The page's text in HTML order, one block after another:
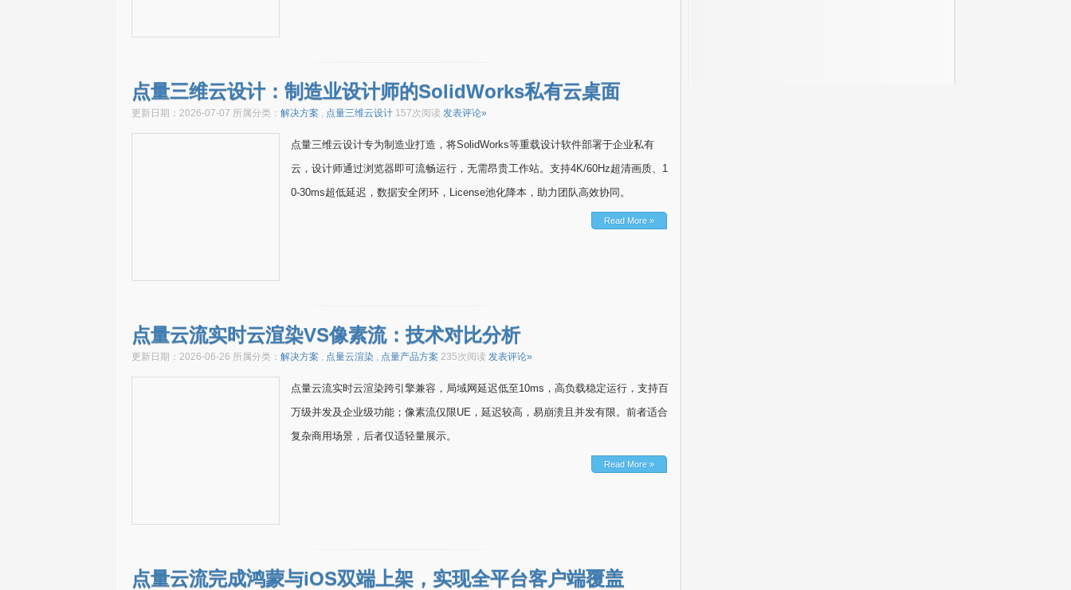
点量三维云设计：制造业设计师的SolidWorks私有云桌面
更新日期：2026-07-07 所属分类： 解决方案 , 点量三维云设计 157次阅读 发表评论»
点量三维云设计专为制造业打造，将SolidWorks等重载设计软件部署于企业私有
云，设计师通过浏览器即可流畅运行，无需昂贵工作站。支持4K/60Hz超清画质、1
0-30ms超低延迟，数据安全闭环，License池化降本，助力团队高效协同。
Read More »
点量云流实时云渲染VS像素流：技术对比分析
更新日期：2026-06-26 所属分类： 解决方案 , 点量云渲染 , 点量产品方案 235次阅读 发表评论»
点量云流实时云渲染跨引擎兼容，局域网延迟低至10ms，高负载稳定运行，支持百
万级并发及企业级功能；像素流仅限UE，延迟较高，易崩溃且并发有限。前者适合
复杂商用场景，后者仅适轻量展示。
Read More »
点量云流完成鸿蒙与iOS双端上架，实现全平台客户端覆盖